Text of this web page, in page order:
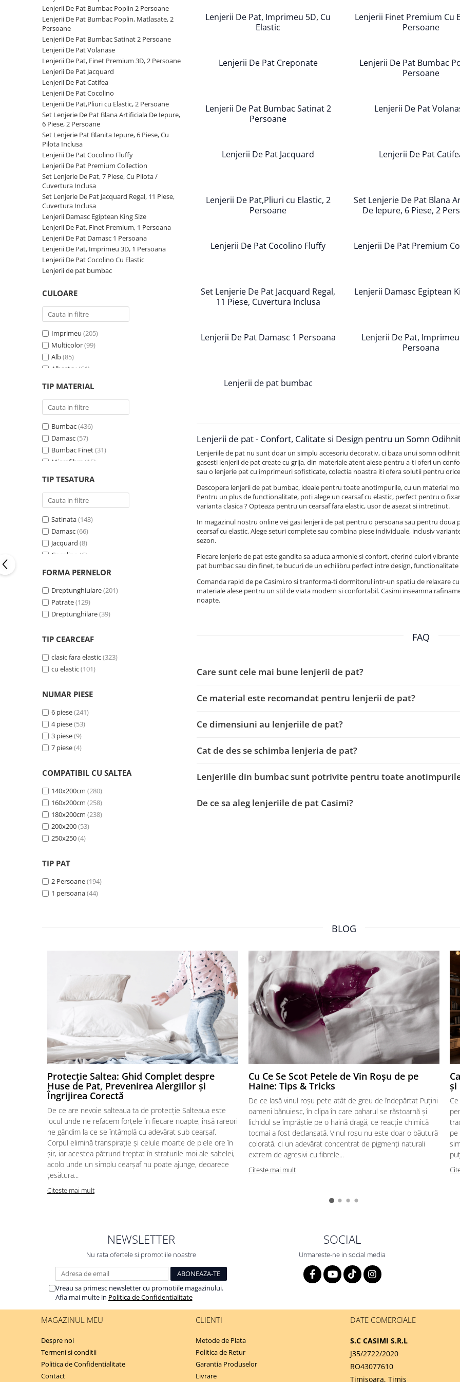
Cearceaf cu elastic
Cearceaf normal
Lenjerii De Pat Creponate
Lenjerii De Pat Bumbac Poplin 2
Lenjerii De Pat Bumbac Poplin,
Matlasate, 2 Persoane
Lenjerii De Pat Bumbac Satinat 2
Lenjerii De Pat Volanase
Lenjerii De Pat, Finet Premium 3D,
2 Persoane
Lenjerii De Pat Jacquard
Lenjerii De Pat Catifea
Lenjerii De Pat Cocolino
Set Lenjerie De Pat Blana
Artificiala De Iepure, 6 Piese, 2
Set Lenjerie Pat Blanita Iepure, 6
Piese, Cu Pilota Inclusa
Lenjerii De Pat Premium Collection
Pilota / Cuvertura Inclusa
Set Lenjerie De Pat Jacquard Regal,
11 Piese, Cuvertura Inclusa
Lenjerii Damasc Egiptean King Size
Lenjerii De Pat, Finet Premium, 1
Lenjerii De Pat Bumbac Poplin 2 Persoane
Lenjerii De Pat Bumbac Poplin, Matlasate, 2
Persoane
Lenjerii De Pat Bumbac Satinat 2 Persoane
Lenjerii De Pat Volanase
Lenjerii De Pat, Finet Premium 3D, 2 Persoane
Lenjerii De Pat Jacquard
Lenjerii De Pat Catifea
Lenjerii De Pat Cocolino
Lenjerii De Pat,Pliuri cu Elastic, 2 Persoane
Set Lenjerie De Pat Blana Artificiala De Iepure,
6 Piese, 2 Persoane
Set Lenjerie Pat Blanita Iepure, 6 Piese, Cu
Pilota Inclusa
Lenjerii De Pat Cocolino Fluffy
Lenjerii De Pat Premium Collection
Set Lenjerie De Pat, 7 Piese, Cu Pilota /
Cuvertura Inclusa
Set Lenjerie De Pat Jacquard Regal, 11 Piese,
Cuvertura Inclusa
Lenjerii Damasc Egiptean King Size
Lenjerii De Pat, Finet Premium, 1 Persoana
Lenjerii De Pat Damasc 1 Persoana
Lenjerii De Pat, Imprimeu 3D, 1 Persoana
Lenjerii De Pat Cocolino Cu Elastic
Lenjerii de pat bumbac
CULOARE
Imprimeu (205)
Multicolor(99)
Alb(85)
Albastru (61)
Roz(41)
Verde (34)
Crem(29)
Maro(27)
Rosu(27)
Turcoaz (27)
Mov (23)
Bej(23)
Galben (14)
Portocaliu(8)
Gri inchis (6)
Gri deschis(5)
Roz deschis
Vernil (4)
MOV DESCHIS(3)
Kaki (3)
Roz inchis(3)
VERDE DESCHIS
Albastru petrol
MOV INCHIS
Cappuccino (2)
Caramiziu (2)
Peach Gold
Rosu inchis
Bleau(1)
Somon (1)
BORDO(1)
Antracit(1)
Roz pudra (1)
TIP MATERIAL
Bumbac(436)
Damasc(57)
Bumbac Finet(31)
Microfibra (15)
Jacquard (9)
Blana artificiala
TIP TESATURA
Satinata(143)
Damasc(66)
Jacquard (8)
Cocolino (6)
Pufoasa cocolino (2)
FORMA PERNELOR
Dreptunghiulare(201)
Patrate(129)
Dreptunghilare(39)
TIP CEARCEAF
clasic fara elastic(323)
cu elastic(101)
NUMAR PIESE
6 piese(241)
4 piese(53)
3 piese(9)
7 piese(4)
COMPATIBIL CU SALTEA
140x200cm (280)
160x200cm (258)
180x200cm (238)
200x200(53)
250x250(4)
TIP PAT
2 Persoane(194)
1 persoana(44)
Lenjerii De Pat, Imprimeu 5D, Cu
Elastic
Lenjerii Finet Premium Cu
Persoane
Lenjerii De Pat Creponate
Lenjerii De Pat Bumbac
Persoane
Lenjerii De Pat Bumbac Satinat 2
Persoane
Lenjerii De Pat
Lenjerii De Pat Jacquard Lenjerii De Pat
Lenjerii De Pat,Pliuri cu Elastic, 2
Persoane
Set Lenjerie De Pat Blana
De Iepure, 6 Piese, 2
Lenjerii De Pat Cocolino Fluffy Lenjerii De Pat Premium
Set Lenjerie De Pat Jacquard Regal,
11 Piese, Cuvertura Inclusa
Lenjerii Damasc Egiptean
Lenjerii De Pat Damasc 1 Persoana
Lenjerii De Pat,
Persoana
Lenjerii de pat bumbac
Lenjerii de pat - Confort, Calitate si Design pentru un Somn
Lenjeriile de pat nu sunt doar un simplu accesoriu decorativ, ci baza unui somn
gasesti lenjerii de pat create cu grija, din materiale atent alese pentru a-ti oferi un
sau o lenjerie pat cu imprimeuri sofisticate, colectia noastra iti ofera solutii pentru
Descopera lenjerii de pat bumbac, ideale pentru toate anotimpurile, cu un material
Pentru un plus de functionalitate, poti alege un cearsaf cu elastic, perfect pentru o
varianta clasica ? Opteaza pentru un cearsaf fara elastic, usor de asezat si intretinut.
In magazinul nostru online vei gasi lenjerii de pat pentru o persoana sau pentru
cearsaf cu elastic. Alege seturi complete sau combina piese individuale, inclusiv
sezon.
Fiecare lenjerie de pat este gandita sa aduca armonie si confort, oferind culori
pat bumbac sau din finet, te bucuri de un echilibru perfect intre design,
Comanda rapid de pe Casimi.ro si tranforma-ti dormitorul intr-un spatiu de relaxare
materiale alese pentru un stil de viata modern si confortabil. Casimi inseamna
noapte.
FAQ
Care sunt cele mai bune lenjerii de pat?
Ce material este recomandat pentru lenjerii de pat?
Ce dimensiuni au lenjeriile de pat?
Cat de des se schimba lenjeria de pat?
Lenjeriile din bumbac sunt potrivite pentru toate
De ce sa aleg lenjeriile de pat Casimi?
BLOG
Protecție Saltea: Ghid Complet despre
Huse de Pat, Prevenirea Alergiilor și
Îngrijirea Corectă
De ce are nevoie salteaua ta de protecție Salteaua este
locul unde ne refacem forțele în fiecare noapte, însă rareori
ne gândim la ce se întâmplă cu adevărat sub cearșaf.
Corpul elimină transpirație și celule moarte de piele ore în
șir, iar acestea pătrund treptat în straturile moi ale saltelei,
acolo unde un simplu cearșaf nu poate ajunge, deoarece
țesătura...
Citeste mai mult
Cu Ce Se Scot Petele de Vin Roșu de pe
Haine: Tips & Tricks
De ce lasă vinul roșu pete atât de greu de îndepărtat Puțini
oameni bănuiesc, în clipa în care paharul se răstoarnă și
lichidul se împrăștie pe o haină dragă, ce reacție chimică
tocmai a fost declanșată. Vinul roșu nu este doar o băutură
colorată, ci un adevărat concentrat de pigmenți naturali
extrem de agresivi cu fibrele...
Citeste mai mult
și
pe
NEWSLETTER
Nu rata ofertele si promotiile noastre
Vreau sa primesc newsletter cu promotiile magazinului.
Afla mai multe in Politica de Confidentialitate
SOCIAL
Urmareste-ne in social media
MAGAZINUL MEU
Despre noi
Termeni si conditii
Politica de Confidentialitate
Contact
CLIENTI
Metode de Plata
Politica de Retur
Garantia Produselor
Livrare
DATE COMERCIALE
S.C CASIMI S.R.L
J35/2722/2020
RO43077610
Timisoara, Timis